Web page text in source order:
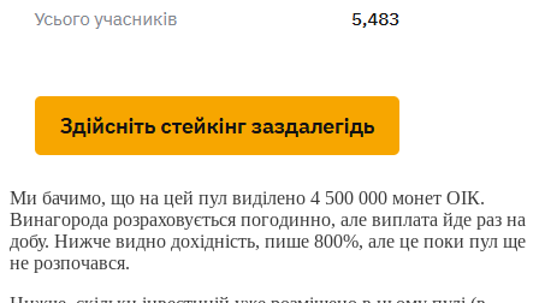
Ми бачимо, що на цей пул виділено 4 500 000 монет ОІК.
Винагорода розраховується погодинно, але виплата йде раз на
добу. Нижче видно дохідність, пише 800%, але це поки пул ще
не розпочався.